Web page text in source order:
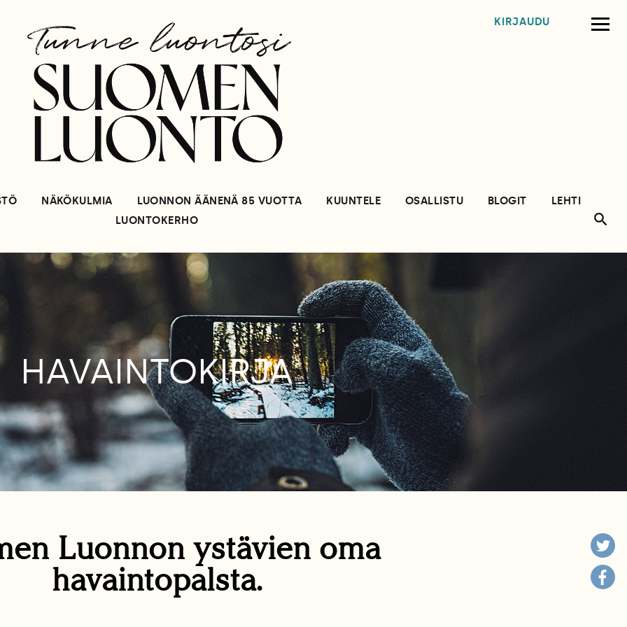
KIRJAUDU
NÄKÖKULMIA LUONNON ÄÄNENÄ 85 VUOTTA KUUNTELE OSALLISTU BLOGIT
LEHTI
LUONTOKERHO
HAVAINTOKIRJA
Luonnon ystävien oma
havaintopalsta.